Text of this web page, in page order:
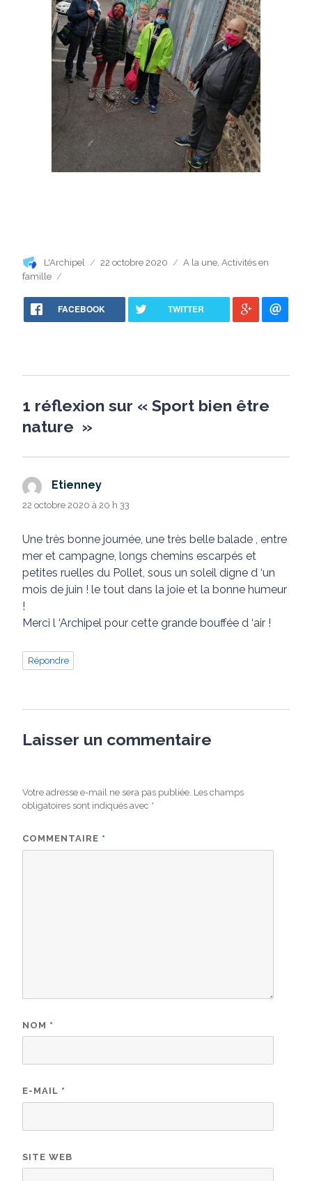
Auteur
L'Archipel
Publié
22 octobre 2020 Catégories
A la une, Activités en
famille
FACEBOOK TWITTER
1 réflexion sur « Sport bien être
nature »
Etienney
22 octobre 2020 à 20 h 33
Une très bonne journée, une très belle balade , entre
mer et campagne, longs chemins escarpés et
petites ruelles du Pollet, sous un soleil digne d ‘un
mois de juin ! le tout dans la joie et la bonne humeur
!
Merci l ‘Archipel pour cette grande bouffée d ‘air !
Répondre
Laisser un commentaire
Votre adresse e-mail ne sera pas publiée. Les champs
obligatoires sont indiqués avec *
COMMENTAIRE *
NOM *
E-MAIL *
SITE WEB